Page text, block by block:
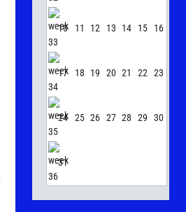
10 11 12 13 14 15 16
17 18 19 20 21 22 23
24 25 26 27 28 29 30
31